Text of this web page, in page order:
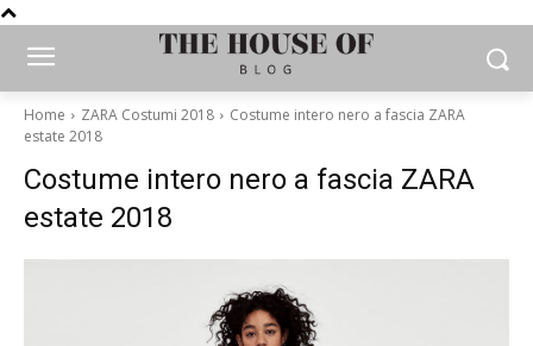
Home ZARA Costumi 2018
Costume intero nero a fascia ZARA
estate 2018
Costume intero nero a fascia ZARA
estate 2018